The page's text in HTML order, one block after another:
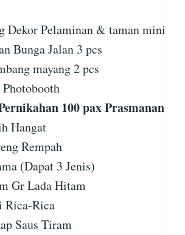
Dekor Pelaminan & taman mini
Bunga Jalan 3 pcs
mayang 2 pcs
100 pax Prasmanan
Hangat
Rempah
(Dapat 3 Jenis)
Gr Lada Hitam
Rica-Rica
Saus Tiram